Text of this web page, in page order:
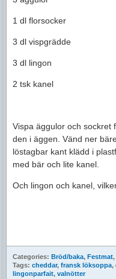
1 dl florsocker
3 dl vispgrädde
3 dl lingon
2 tsk kanel
Vispa äggulor och sockret
den i äggen. Vänd ner
löstagbar kant klädd i
med bär och lite kanel.
Och lingon och kanel,
Categories: Bröd/baka, Festmat,
Tags: cheddar, fransk löksoppa,
lingonparfait, valnötter